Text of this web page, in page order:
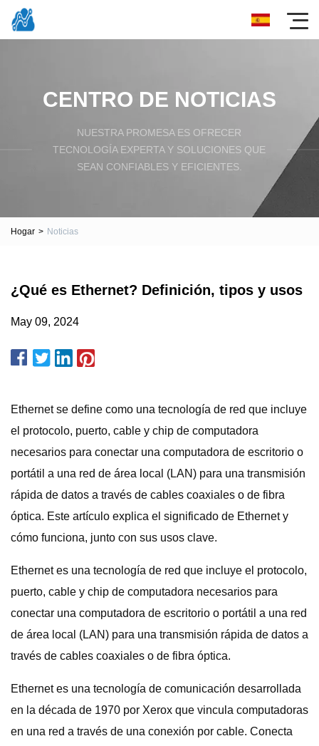
CENTRO DE NOTICIAS
NUESTRA PROMESA ES OFRECER
TECNOLOGÍA EXPERTA Y SOLUCIONES QUE
SEAN CONFIABLES Y EFICIENTES.
Hogar > Noticias
¿Qué es Ethernet? Definición, tipos y usos
May 09, 2024
Ethernet se define como una tecnología de red que incluye
el protocolo, puerto, cable y chip de computadora
necesarios para conectar una computadora de escritorio o
portátil a una red de área local (LAN) para una transmisión
rápida de datos a través de cables coaxiales o de fibra
óptica. Este artículo explica el significado de Ethernet y
cómo funciona, junto con sus usos clave.
Ethernet es una tecnología de red que incluye el protocolo,
puerto, cable y chip de computadora necesarios para
conectar una computadora de escritorio o portátil a una red
de área local (LAN) para una transmisión rápida de datos a
través de cables coaxiales o de fibra óptica.
Ethernet es una tecnología de comunicación desarrollada
en la década de 1970 por Xerox que vincula computadoras
en una red a través de una conexión por cable. Conecta